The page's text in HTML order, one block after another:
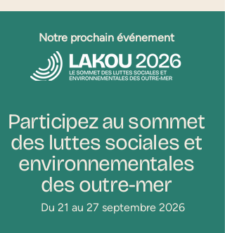
Notre prochain événement
Participez au sommet
des luttes sociales et
environnementales
des outre-mer
Du 21 au 27 septembre2026